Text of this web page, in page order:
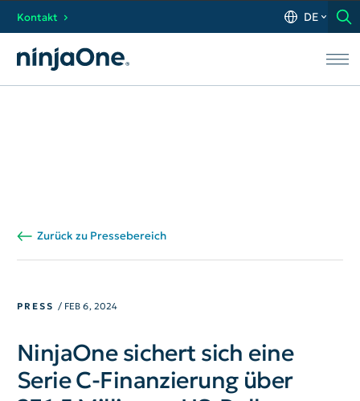
Kontakt DE
Zurück zu Pressebereich
PRESS / FEB 6, 2024
NinjaOne sichert sich eine
Serie C-Finanzierung über